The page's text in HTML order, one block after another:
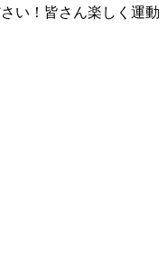
い！皆さん楽しく運動